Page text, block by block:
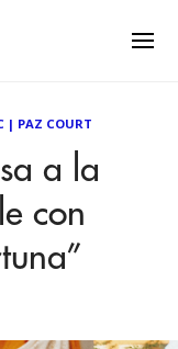
| PAZ COURT
a la
con